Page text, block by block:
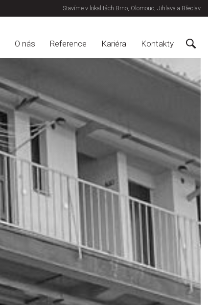
Stavíme v lokalitách Brno, Olomouc, Jihlava a Břeclav
O nás Reference Kariéra Kontakty